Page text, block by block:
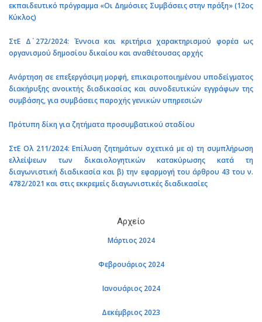
εκπαιδευτικό πρόγραμμα «Οι Δημόσιες Συμβάσεις στην πράξη» (12ος
Κύκλος)
ΣτΕ Δ΄ 272/2024: Έννοια και κριτήρια χαρακτηρισμού φορέα ως
οργανισμού δημοσίου δικαίου και αναθέτουσας αρχής
Ανάρτηση σε επεξεργάσιμη μορφή, επικαιροποιημένου υποδείγματος
διακήρυξης ανοικτής διαδικασίας και συνοδευτικών εγγράφων της
συμβάσης, για συμβάσεις παροχής γενικών υπηρεσιών
Πρότυπη δίκη για ζητήματα προσυμβατικού σταδίου
ΣτΕ Ολ 211/2024: Επίλυση ζητημάτων σχετικά με α) τη συμπλήρωση
ελλείψεων των δικαιολογητικών κατακύρωσης κατά τη
διαγωνιστική διαδικασία και β) την εφαρμογή του άρθρου 43 του ν.
4782/2021 και στις εκκρεμείς διαγωνιστικές διαδικασίες
Αρχείο
Μάρτιος 2024
Φεβρουάριος 2024
Ιανουάριος 2024
Δεκέμβριος 2023